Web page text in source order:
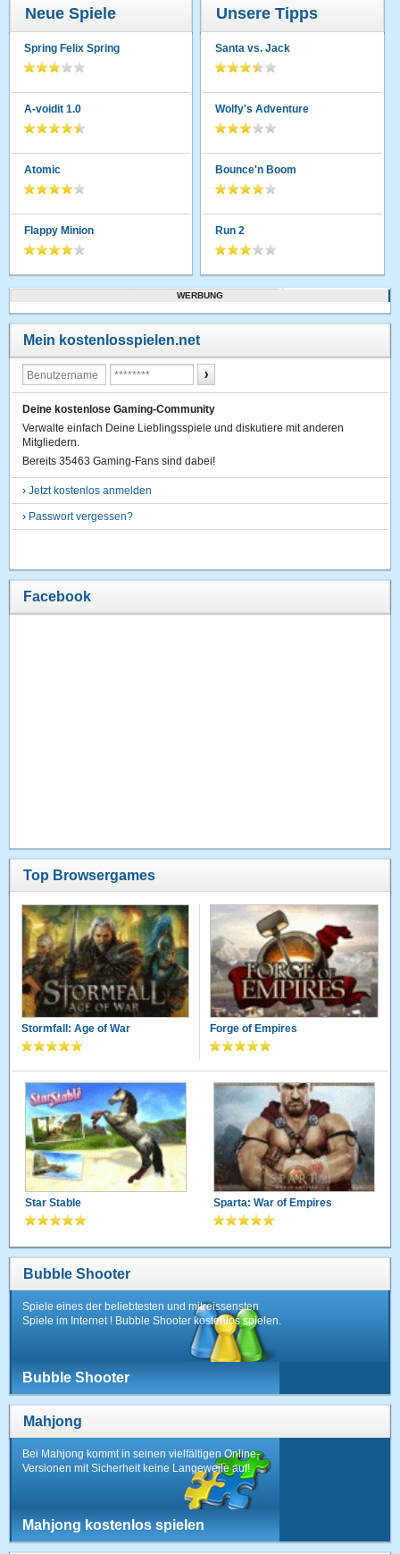
Neue Spiele
Spring Felix Spring
A-voidit 1.0
Atomic
Flappy Minion
Unsere Tipps
Santa vs. Jack
Wolfy's Adventure
Bounce'n Boom
Run 2
WERBUNG
Mein kostenlosspielen.net
Deine kostenlose Gaming-Community
Verwalte einfach Deine Lieblingsspiele und diskutiere mit anderen
Mitgliedern.
Bereits 35463 Gaming-Fans sind dabei!
›Jetzt kostenlos anmelden
› Passwort vergessen?
Facebook
Top Browsergames
Stormfall: Age of War Forge of Empires
Star Stable Sparta: War of Empires
Bubble Shooter
Spiele eines der beliebtesten und mitreissensten
Spiele im Internet ! Bubble Shooter kostenlos spielen.
Bubble Shooter
Mahjong
Bei Mahjong kommt in seinen vielfältigen Online-
Versionen mit Sicherheit keine Langeweile auf!
Mahjong kostenlos spielen